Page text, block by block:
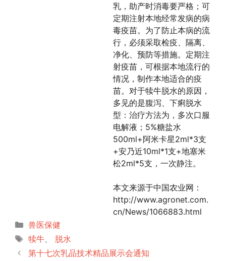
乳，助产时消毒要严格；可
定期注射本地经常发病的病
毒疫苗。为了防止本病的流
行，必须采取检疫、隔离、
净化、预防等措施。定期注
射疫苗，可根据本地流行的
情况，制作本地适合的疫
苗。对于犊牛脱水的原因，
多见的是腹泻、下痢脱水
型：治疗方法为，多次口服
电解液；5%糖盐水
500ml+阿米卡星2ml*3支
+安乃近10ml*1支+地塞米
松2ml*5支，一次静注。
本文来源于中国农业网：
http://www.agronet.com.
cn/News/1066883.html
分
类
兽医保健
标
签
犊牛、 脱水
第十七次乳品技术精品展示会通知